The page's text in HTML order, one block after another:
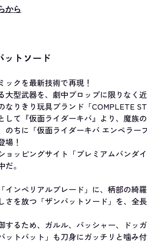
から
ットソード
ックを最新技術で再現！
大型武器を、劇中プロップに限りなく
なりきり玩具ブランド「COMPLETE
して『仮面ライダーキバ』より、魔族
のちに「仮面ライダーキバ エンペラー
場！
ョッピングサイト「プレミアムバンダ
。
インペリアルブレード」に、柄部の綺
さを放つ「ザンバットソード」を、全
するため、ガルル、バッシャー、ドッ
ットバット」も刀身にガッチリと噛み付